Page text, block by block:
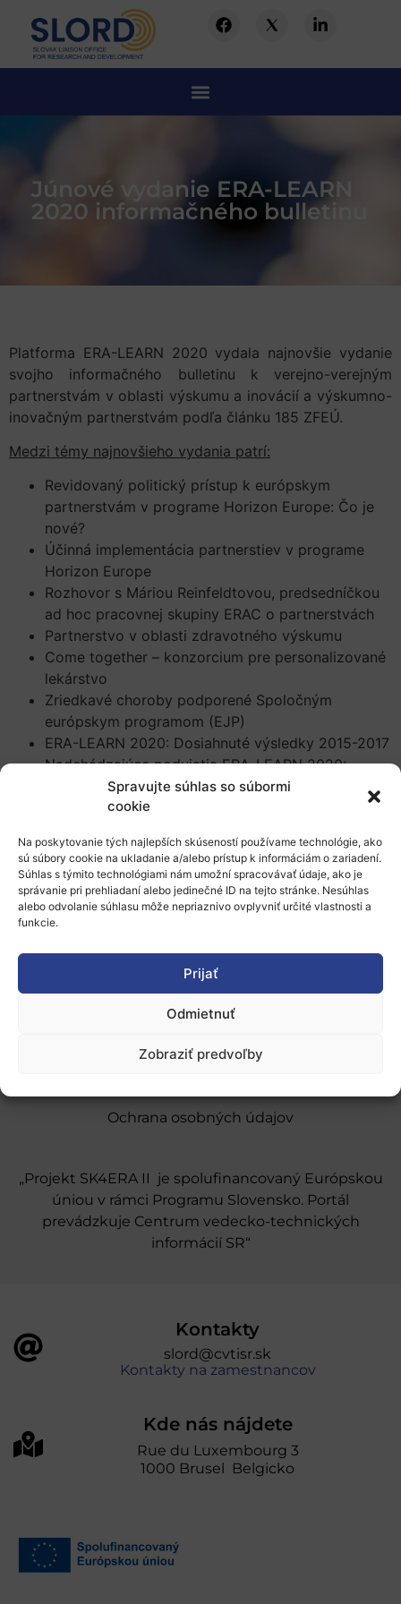
Spravujte súhlas so súbormi
cookie
Na poskytovanie tých najlepších skúseností používame technológie, ako
sú súbory cookie na ukladanie a/alebo prístup k informáciám o zariadení.
Súhlas s týmito technológiami nám umožní spracovávať údaje, ako je
správanie pri prehliadaní alebo jedinečné ID na tejto stránke. Nesúhlas
alebo odvolanie súhlasu môže nepriaznivo ovplyvniť určité vlastnosti a
funkcie.
Prijať
Odmietnuť
Zobraziť predvoľby
Júnové vydanie ERA-LEARN
2020 informačného bulletinu
Platforma ERA-LEARN 2020 vydala najnovšie vydanie
svojho informačného bulletinu k verejno-verejným
partnerstvám v oblasti výskumu a inovácií a výskumno-
inovačným partnerstvám podľa článku 185 ZFEÚ.
Medzi témy najnovšieho vydania patrí:
Revidovaný politický prístup k európskym
partnerstvám v programe Horizon Europe: Čo je
nové?
Účinná implementácia partnerstiev v programe
Horizon Europe
Rozhovor s Máriou Reinfeldtovou, predsedníčkou
ad hoc pracovnej skupiny ERAC o partnerstvách
Partnerstvo v oblasti zdravotného výskumu
Come together – konzorcium pre personalizované
lekárstvo
Zriedkavé choroby podporené Spoločným
európskym programom (EJP)
ERA-LEARN 2020: Dosiahnuté výsledky 2015-2017
Nadchádzajúce podujatia ERA-LEARN 2020:
Implementácia ERA-NET COFUND
ERA-LEARN 2020 Newsletter #7 (June 2018)
Naše služby
Financovanie a podpora
Stáže a pobyty
Ochrana osobných údajov
„Projekt SK4ERA II je spolufinancovaný Európskou
úniou v rámci Programu Slovensko. Portál
prevádzkuje Centrum vedecko-technických
informácií SR“
Kontakty
slord@cvtisr.sk
Kontakty na zamestnancov
Kde nás nájdete
Rue du Luxembourg 3
1000 Brusel Belgicko